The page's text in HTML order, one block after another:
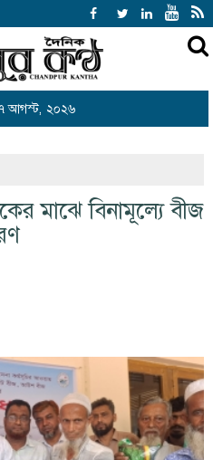
আগস্ট, ২০২৬
মাঝে বিনামূল্যে বীজ